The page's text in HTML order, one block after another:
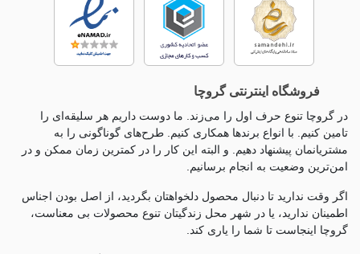
فروشگاه اینترنتی گروچا
در گروچا تنوع حرف اول را می‌زند. ما دوست داریم هر سلیقه‌ای را
تامین کنیم. با انواع برندها همکاری کنیم. طرح‌های گوناگونی را به
مشتریانمان پیشنهاد دهیم. و البته این کار را در کمترین زمان ممکن و در
امن‌ترین وضعیت به انجام برسانیم.
اگر وقت ندارید تا دنبال محصول دلخواهتان بگردید، از اصل بودن اجناس
اطمینان ندارید، یا در شهر محل زندگیتان تنوع محصولات بی معناست،
گروچا اینجاست تا شما را یاری کند.